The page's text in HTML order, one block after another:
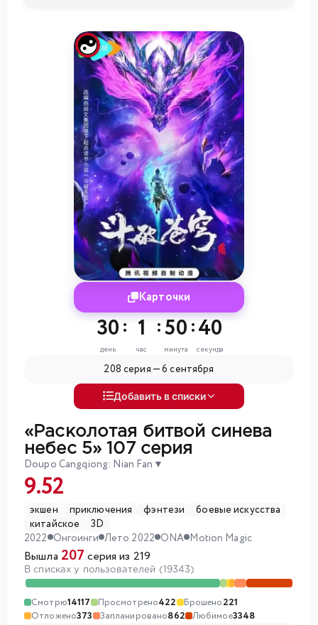
Карточки
30
день
: 1
час
:50
минута
:39
секунда
208 серия —6 сентября
Добавить в списки
«Расколотая битвой синева
небес 5» 107 серия
Doupo Cangqiong: Nian Fan ▼
9.52
экшен приключения фэнтези
боевые искусства
китайское
3D
2022 Онгоинги Лето 2022 ONA Motion Magic
Вышла 207 серия из 219
В списках у пользователей (19343)
Смотрю14117 Просмотрено422 Брошено221
Отложено373 Запланировано862 Любимое3348